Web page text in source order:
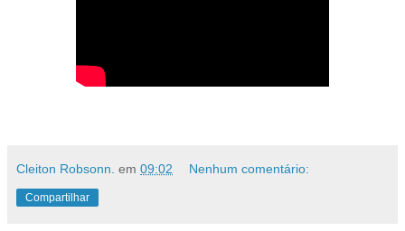
Cleiton Robsonn. em 09:02 Nenhum comentário:
Compartilhar